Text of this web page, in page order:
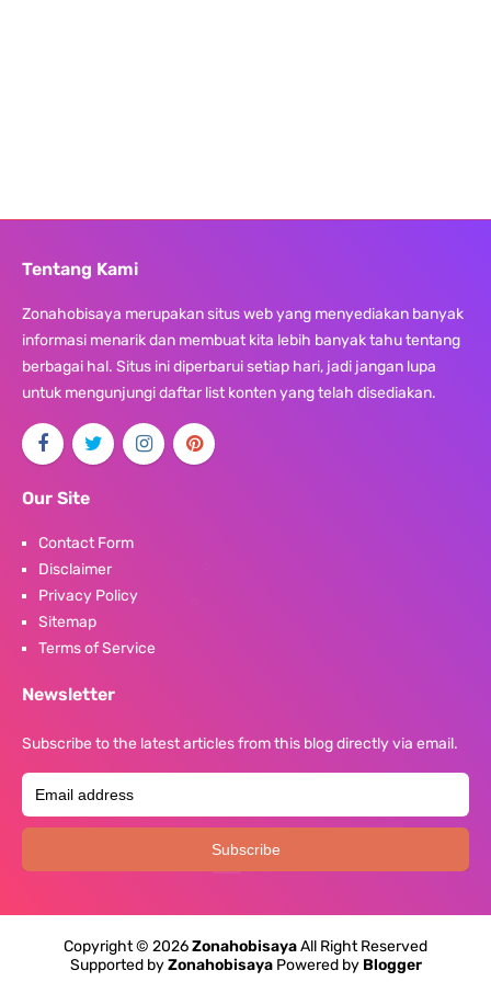
Tentang Kami
Zonahobisaya merupakan situs web yang menyediakan banyak
informasi menarik dan membuat kita lebih banyak tahu tentang
berbagai hal. Situs ini diperbarui setiap hari, jadi jangan lupa
untuk mengunjungi daftar list konten yang telah disediakan.
Our Site
Contact Form
Disclaimer
Privacy Policy
Sitemap
Terms of Service
Newsletter
Subscribe to the latest articles from this blog directly via email.
Copyright © 2026ZonahobisayaAll Right Reserved
Supported byZonahobisayaPowered by Blogger